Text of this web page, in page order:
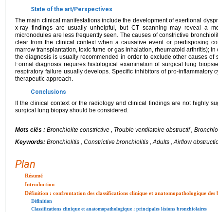
State of the art/Perspectives
The main clinical manifestations include the development of exertional
x-ray findings are usually unhelpful, but CT scanning may reveal a
micronodules are less frequently seen. The causes of constrictive
clear from the clinical context when a causative event or predisposing
marrow transplantation, toxic fume or gas inhalation, rheumatoid arthritis);
the diagnosis is usually recommended in order to exclude other causes of
Formal diagnosis requires histological examination of surgical lung
respiratory failure usually develops. Specific inhibitors of pro-inflammatory
therapeutic approach.
Conclusions
If the clinical context or the radiology and clinical findings are not highly
surgical lung biopsy should be considered.
Mots clés : Bronchiolite constrictive , Trouble ventilatoire obstructif ,
Keywords: Bronchiolitis , Constrictive bronchiolitis , Adults , Airflow
Plan
Résumé
Introduction
Définition : confrontation des classifications clinique et anatomopathologique des
Définition
Classifications clinique et anatomopathologique ; principales lésions bronchiolaires